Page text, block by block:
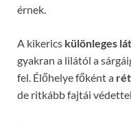
érnek.
A kikerics különleges
gyakran a lilától a
fel. Élőhelye főként a
de ritkább fajtái